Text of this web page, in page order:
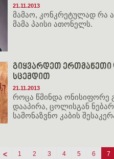
21.11.2013
მამაო, კონკრეტულად რა
მამა პაისი ათონელს.
გიყვარდეთ ერთმანეთი
სცემდით
21.11.2013
როცა წმინდა ონისიფორე
დააპირა, ცოლისგან
სამონაზვნო კაბის
< 1 2 3 4 5 6 7